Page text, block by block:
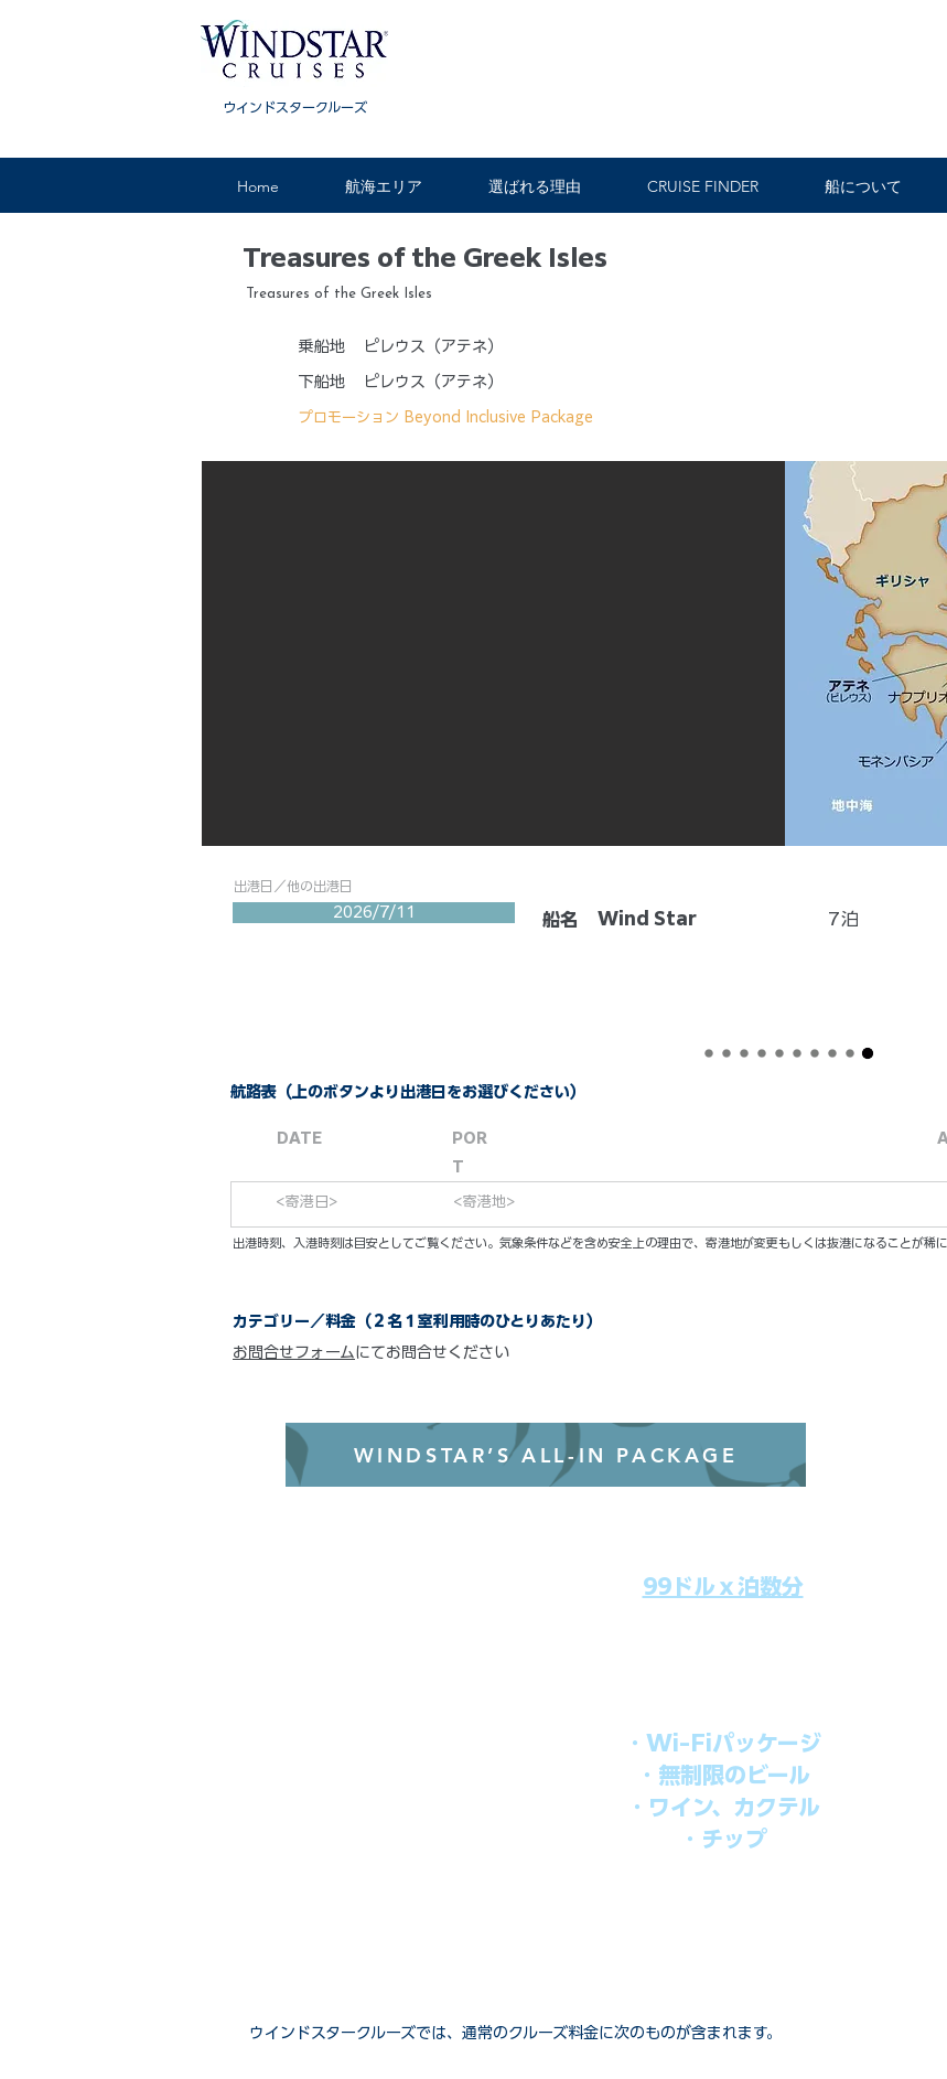
ウインドスタークルーズ
Home 航海エリア 選ばれる理由 CRUISE FINDER 船について
Treasures of the Greek Isles
Treasures of the Greek Isles
乗船地 ピレウス（アテネ）
下船地 ピレウス（アテネ）
プロモーション Beyond Inclusive Package
出港日／他の出港日
2026/7/11 船名 Wind Star 7泊
航路表（上のボタンより出港日をお選びください）
DATE
POR
T
<寄港日> <寄港地>
出港時刻、入港時刻は目安としてご覧ください。気象条件などを含め安全上の理由で、寄港地が変更もしくは抜港になることが稀に
カテゴリー／料金（２名１室利用時のひとりあたり）
お問合せフォームにてお問合せください
WINDSTAR’S ALL-IN PACKAGE
99ドルｘ泊数分
・Wi-Fiパッケージ
・無制限のビール
・ワイン、カクテル
・チップ
ウインドスタークルーズでは、通常のクルーズ料金に次のものが含まれます。